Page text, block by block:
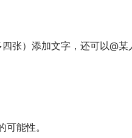
）添加文字，还可以@某
能性。